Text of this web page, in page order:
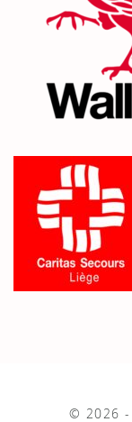
© 2026 -